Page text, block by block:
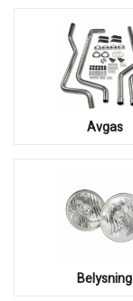
Avgas
Belysning